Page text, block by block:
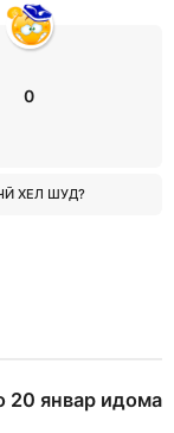
0
ХЕЛ ШУД?
20 январ идома